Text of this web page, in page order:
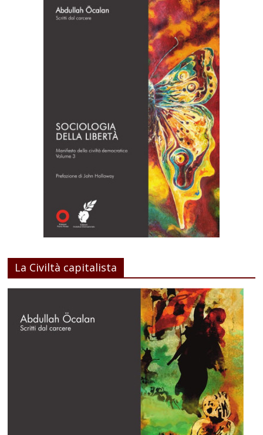
La Civiltà capitalista